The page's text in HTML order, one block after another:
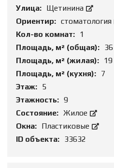
Улица: Щетинина
Ориентир: стоматология
Кол-во комнат: 1
Площадь, м² (общая): 36
Площадь, м² (жилая): 19
Площадь, м² (кухня): 7
Этаж: 5
Этажность: 9
Состояние: Жилое
Окна: Пластиковые
ID объекта: 33632